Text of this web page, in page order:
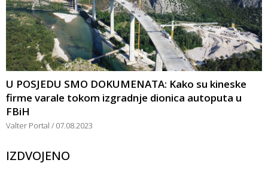
U POSJEDU SMO DOKUMENATA: Kako su kineske
firme varale tokom izgradnje dionica autoputa u
FBiH
Valter Portal 07.08.2023
IZDVOJENO